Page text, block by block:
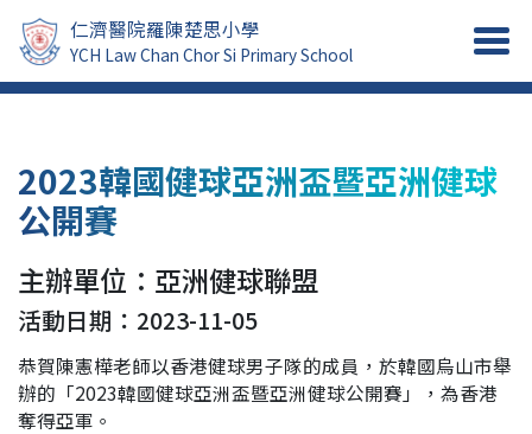
仁濟醫院羅陳楚思小學
YCH Law Chan Chor Si Primary School
2023韓國健球亞洲盃暨亞洲健球
公開賽
主辦單位：亞洲健球聯盟
活動日期：2023-11-05
恭賀陳憲樺老師以香港健球男子隊的成員，於韓國烏山市舉
辦的「2023韓國健球亞洲盃暨亞洲健球公開賽」，為香港
奪得亞軍。